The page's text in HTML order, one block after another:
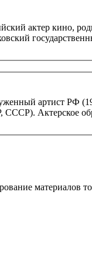
актер кино, родился
артист РФ
1955 года в Улан-Удэ (Бурятская АССР,
материалов